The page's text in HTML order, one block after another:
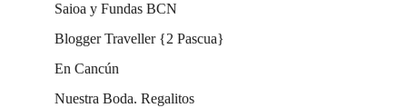
Saioa y Fundas BCN
Blogger Traveller {2 Pascua}
En Cancún
Nuestra Boda. Regalitos